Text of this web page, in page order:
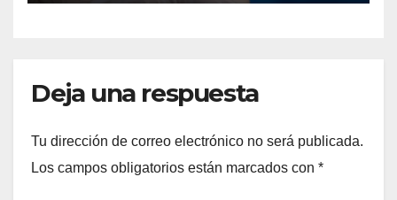
Deja una respuesta
Tu dirección de correo electrónico no será publicada.
Los campos obligatorios están marcados con *